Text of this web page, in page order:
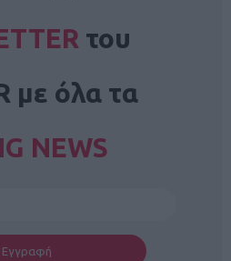
του
με όλα τα
NEWS